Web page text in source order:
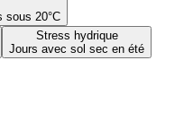
sous 20°C
Stress hydrique
Jours avec sol sec en été